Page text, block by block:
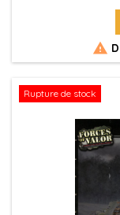

Rupture de stock